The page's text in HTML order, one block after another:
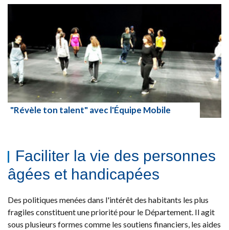
"Révèle ton talent" avec l'Équipe Mobile
Faciliter la vie des personnes
âgées et handicapées
Des politiques menées dans l'intérêt des habitants les plus
fragiles constituent une priorité pour le Département. Il agit
sous plusieurs formes comme les soutiens financiers, les aides